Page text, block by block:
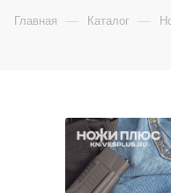
Главная — Каталог —